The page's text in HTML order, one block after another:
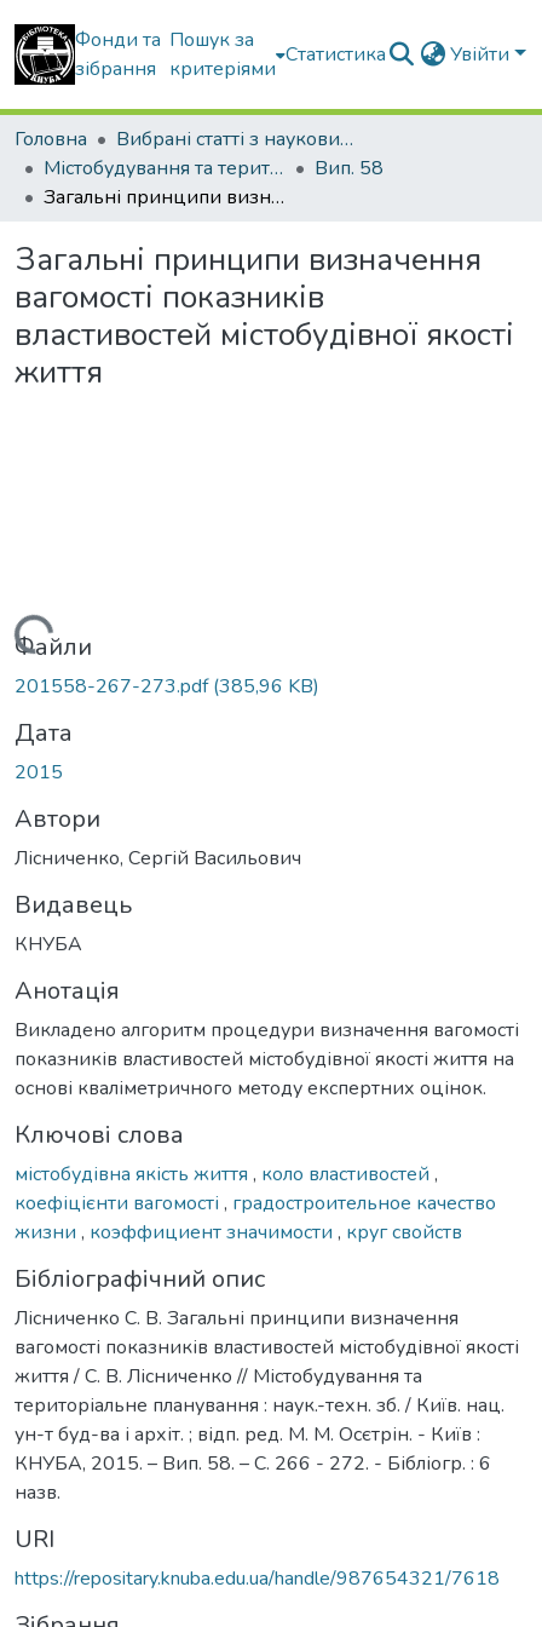
Фонди та
зібрання
Пошук за
критеріями
Статистика Увійти
Головна
Вибрані статті з наукових збірників КНУБА
Містобудування та територіальне планування
Вип. 58
Загальні принципи визначення вагомості показників властивостей містобудівної якості життя
Загальні принципи визначення
вагомості показників
властивостей містобудівної якості
життя
Вантажиться...
Файли
201558-267-273.pdf(385,96 KB)
Дата
2015
Автори
Лісниченко, Сергій Васильович
Видавець
КНУБА
Анотація
Викладено алгоритм процедури визначення вагомості
показників властивостей містобудівної якості життя на
основі кваліметричного методу експертних оцінок.
Ключові слова
містобудівна якість життя , коло властивостей ,
коефіцієнти вагомості , градостроительное качество
жизни , коэффициент значимости , круг свойств
Бібліографічний опис
Лісниченко С. В. Загальні принципи визначення
вагомості показників властивостей містобудівної якості
життя / С. В. Лісниченко // Містобудування та
територіальне планування : наук.-техн. зб. / Київ. нац.
ун-т буд-ва і архіт. ; відп. ред. М. М. Осєтрін. - Київ :
КНУБА, 2015. – Вип. 58. – С. 266 - 272. - Бібліогр. : 6
назв.
URI
https://repositary.knuba.edu.ua/handle/987654321/7618